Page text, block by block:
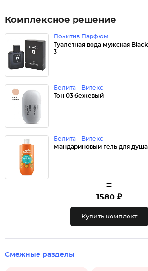
Комплексное решение
Позитив Парфюм
Туалетная вода мужская Black
3
Белита - Витекс
Тон 03 бежевый
Белита - Витекс
Мандариновый гель для душа
=
1580 ₽
Купить комплект
Смежные разделы